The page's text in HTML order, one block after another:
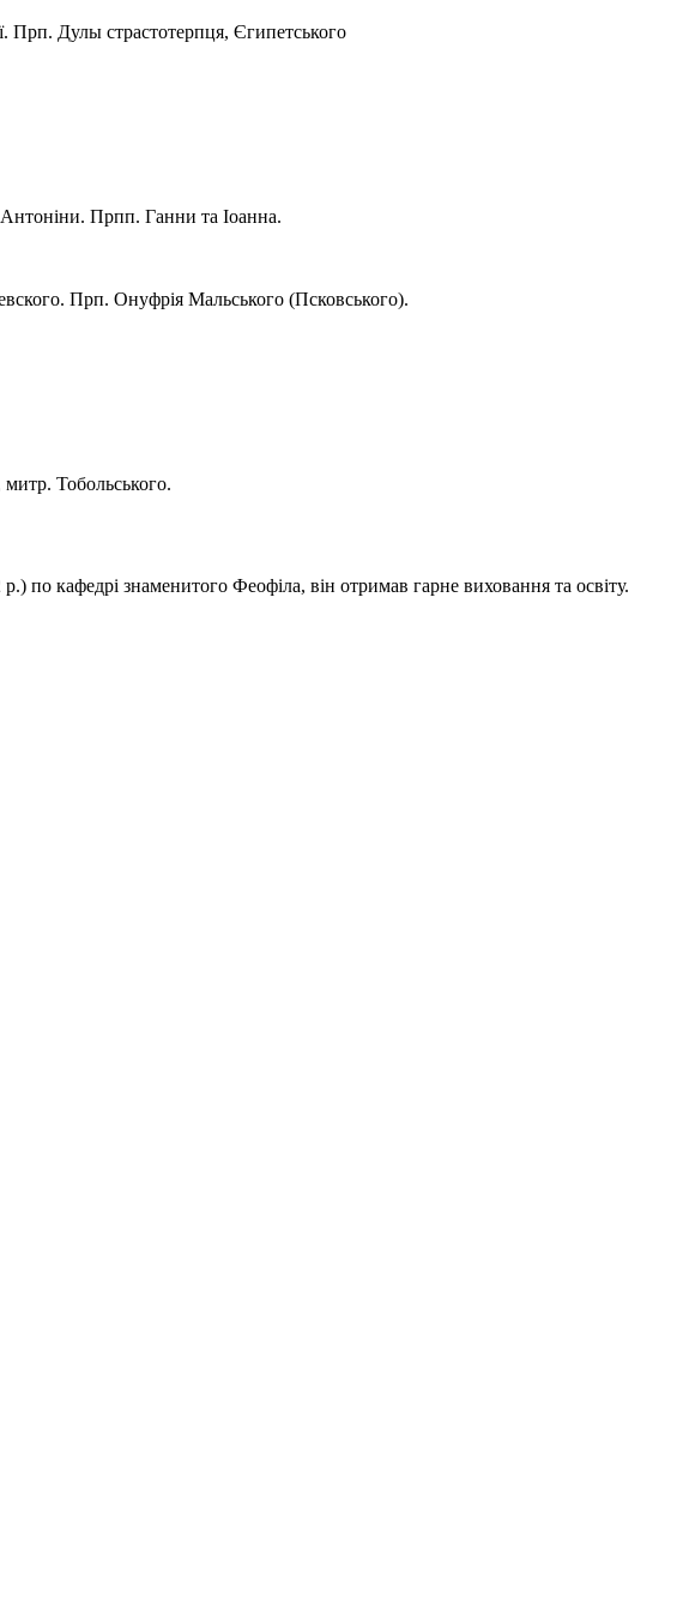
Прп. Дулы страстотерпця, Єгипетського
Прпп. Ганни та Іоанна.
Прп. Онуфрія Мальського (Псковського).
Тобольського.
по кафедрі знаменитого Феофіла, він отримав гарне виховання та освіту.